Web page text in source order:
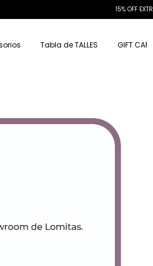
Tabla de TALLES GIFT CARD